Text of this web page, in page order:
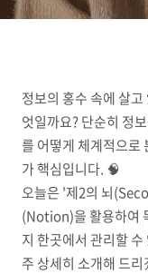
정보의 홍수 속에 살
엇일까요? 단순히 정
를 어떻게 체계적으로
가 핵심입니다. 🧠
오늘은 '제2의 뇌
(Notion)을 활용하여
지 한곳에서 관리할 수
주 상세히 소개해 드